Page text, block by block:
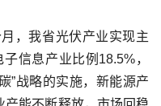
信息产业比例18.5%，
”战略的实施，新能源产